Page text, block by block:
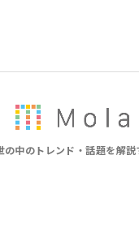
の中のトレンド・話題を解